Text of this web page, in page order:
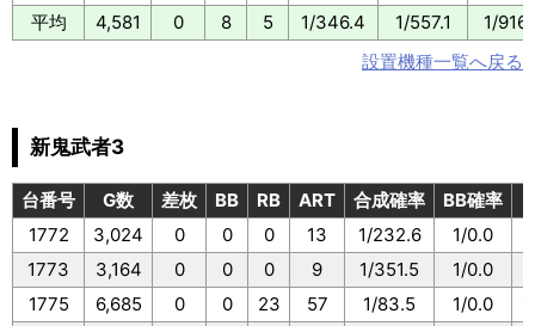
平均
4,581 0 8 5 1/346.4 1/557.1
1/
設置機種一覧へ戻る
新鬼武者3
台番号 G数 差枚 BB RB ART 合成確率 BB確率
1772
3,024 0 0 0 13 1/232.6 1/0.0
1773
3,164 0 0 0 9 1/351.5 1/0.0
1775
6,685 0 0 23 57 1/83.5 1/0.0